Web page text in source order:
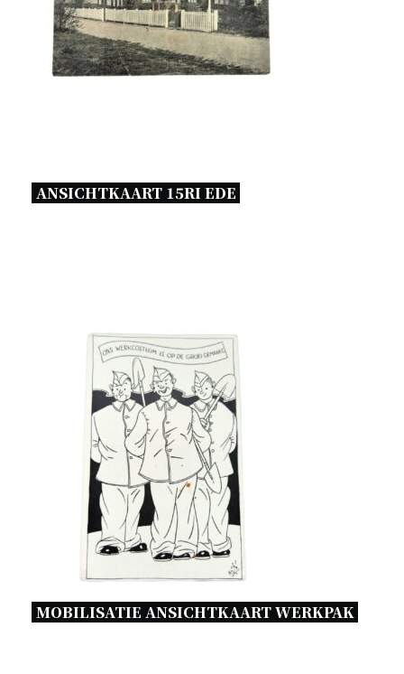
ANSICHTKAART 15RI EDE
MOBILISATIE ANSICHTKAART WERKPAK